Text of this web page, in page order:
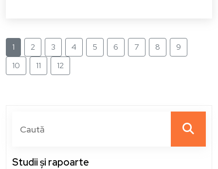
1 2 3 4 5 6 7 8
9
10
11 12
Studii și rapoarte